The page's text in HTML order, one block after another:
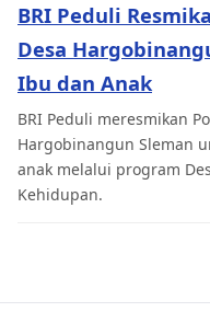
BRI Peduli
Desa
Ibu dan Anak
BRI Peduli meresmikan
Hargobinangun Sleman
anak melalui program
Kehidupan.